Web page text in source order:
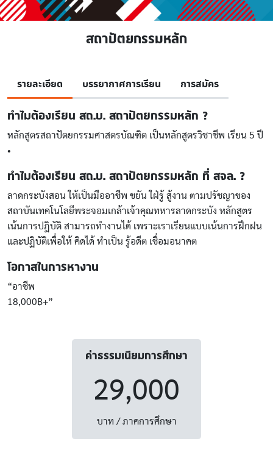
สถาปัตยกรรมหลัก
รายละเอียด บรรยากาศการเรียน การสมัคร
ทำไมต้องเรียน สถ.บ. สถาปัตยกรรมหลัก ?
หลักสูตรสถาปัตยกรรมศาสตรบัณฑิต เป็นหลักสูตรวิชาชีพ เรียน 5 ปี
•
ทำไมต้องเรียน สถ.บ. สถาปัตยกรรมหลัก ที่ สจล. ?
ลาดกระบังสอน ให้เป็นมืออาชีพ ขยัน ใฝ่รู้ สู้งาน ตามปรัชญาของ
สถาบันเทคโนโลยีพระจอมเกล้าเจ้าคุณทหารลาดกระบัง หลักสูตร
เน้นการปฎิบัติ สามารถทำงานได้ เพราะเราเรียนแบบเน้นการฝึกฝน
และปฏิบัติเพื่อให้ คิดได้ ทำเป็น รู้อดีต เชื่อมอนาคต
โอกาสในการหางาน
“อาชีพ
18,000฿+”
ค่าธรรมเนียมการศึกษา
29,000
บาท / ภาคการศึกษา